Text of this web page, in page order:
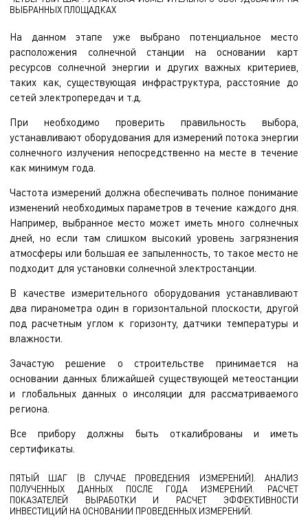
ВЫБРАННЫХ ПЛОЩАДКАХ
На данном этапе уже выбрано потенциальное место
расположения солнечной станции на основании карт
ресурсов солнечной энергии и других важных критериев,
таких как, существующая инфраструктура, расстояние до
сетей электропередач и т.д.
При необходимо проверить правильность выбора,
устанавливают оборудования для измерений потока энергии
солнечного излучения непосредственно на месте в течение
как минимум года.
Частота измерений должна обеспечивать полное понимание
изменений необходимых параметров в течение каждого дня.
Например, выбранное место может иметь много солнечных
дней, но если там слишком высокий уровень загрязнения
атмосферы или большая ее запыленность, то такое место не
подходит для установки солнечной электростанции.
В качестве измерительного оборудования устанавливают
два пиранометра один в горизонтальной плоскости, другой
под расчетным углом к горизонту, датчики температуры и
влажности.
Зачастую решение о строительстве принимается на
основании данных ближайшей существующей метеостанции
и глобальных данных о инсоляции для рассматриваемого
региона.
Все прибору должны быть откалиброваны и иметь
сертификаты.
ПЯТЫЙ ШАГ (В СЛУЧАЕ ПРОВЕДЕНИЯ ИЗМЕРЕНИЙ). АНАЛИЗ
ПОЛУЧЕННЫХ ДАННЫХ ПОСЛЕ ГОДА ИЗМЕРЕНИЙ. РАСЧЕТ
ПОКАЗАТЕЛЕЙ ВЫРАБОТКИ И РАСЧЕТ ЭФФЕКТИВНОСТИ
ИНВЕСТИЦИЙ НА ОСНОВАНИИ ПРОВЕДЕННЫХ ИЗМЕРЕНИЙ.